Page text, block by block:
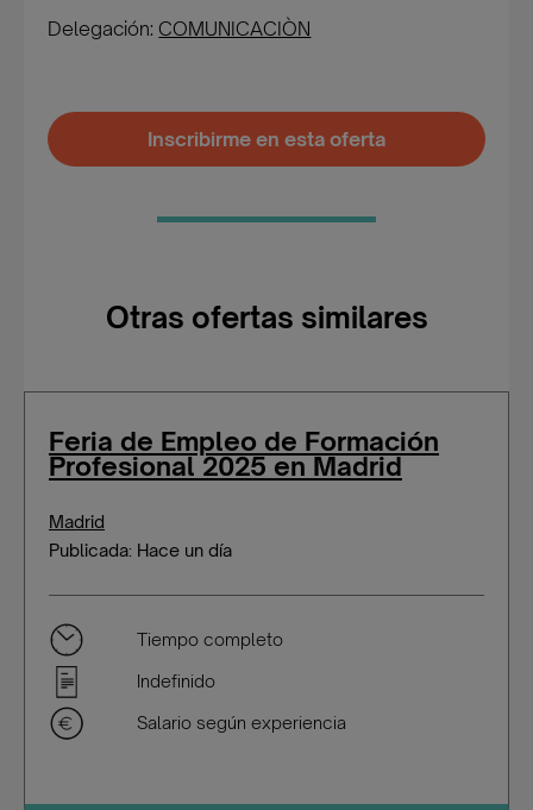
Delegación: COMUNICACIÒN
Inscribirme en esta oferta
Otras ofertas similares
Feria de Empleo de Formación
Profesional 2025 en Madrid
Madrid
Publicada: Hace un día
Tiempo completo
Indefinido
Salario según experiencia